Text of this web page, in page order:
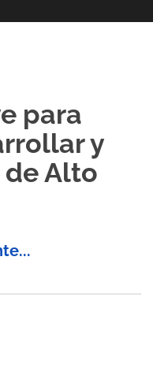
para
y
Alto